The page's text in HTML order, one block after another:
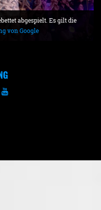
abgespielt. Es gilt die
von Google